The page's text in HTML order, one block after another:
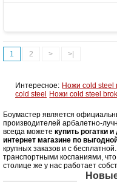
1 2 > >|
Интересное: Ножи cold steel
cold steel Ножи cold steel
Боумастер является
производителей арбалетно-
всегда можете купить рогатки
интернет магазине по
крупных заказов и с
транспортными коспаниями,
столице же у нас работает